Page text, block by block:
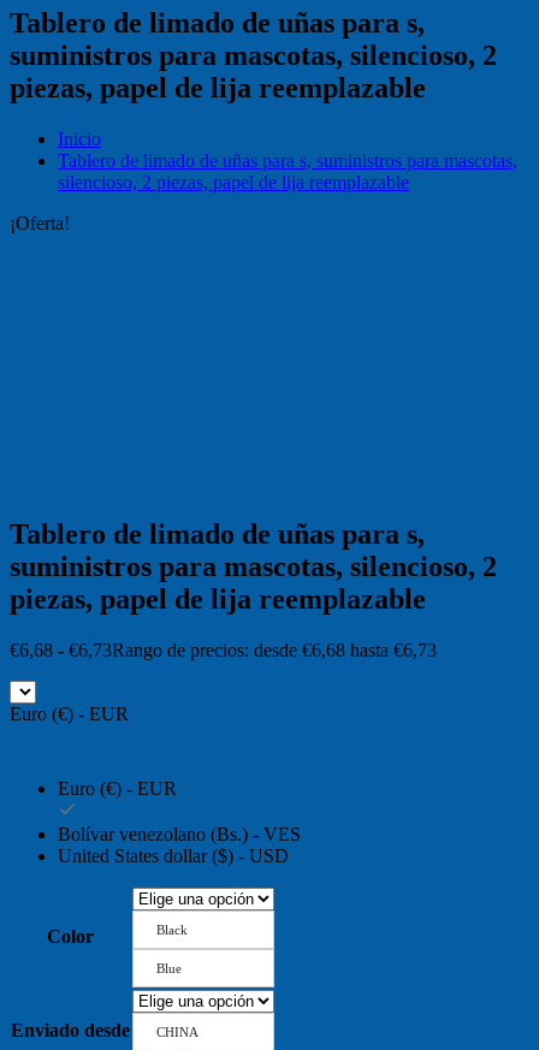
Tablero de limado de uñas para s,
suministros para mascotas, silencioso, 2
piezas, papel de lija reemplazable
Inicio
Tablero de limado de uñas para s, suministros para mascotas,
silencioso, 2 piezas, papel de lija reemplazable
¡Oferta!
Tablero de limado de uñas para s,
suministros para mascotas, silencioso, 2
piezas, papel de lija reemplazable
€6,68 - €6,73Rango de precios: desde €6,68 hasta €6,73
Euro (€) - EUR
Euro (€) - EUR
Bolívar venezolano (Bs.) - VES
United States dollar ($) - USD
Color Black
Blue
Enviado desde CHINA